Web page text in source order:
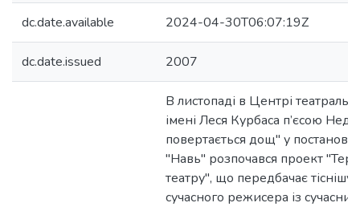
dc.date.available 2024-04-30T06:07:19Z
dc.date.issued 2007
В листопаді в Центрі
імені Леся Курбаса п’єсою
повертається дощ" у
"Навь" розпочався проект
театру", що передбачає тіснішу
сучасного режисера із